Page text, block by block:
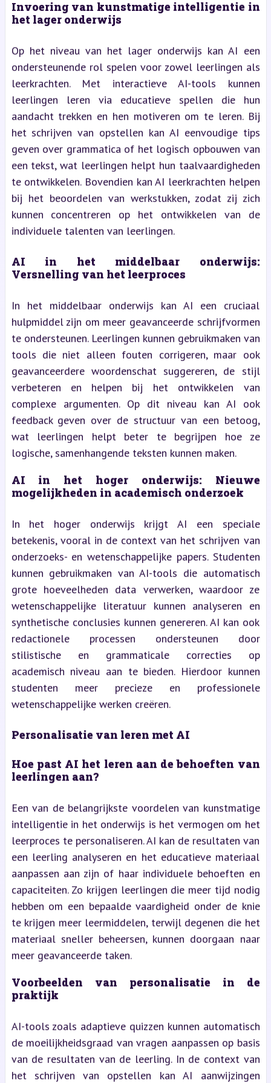
Invoering van kunstmatige intelligentie in
het lager onderwijs
Op het niveau van het lager onderwijs kan AI een
ondersteunende rol spelen voor zowel leerlingen als
leerkrachten. Met interactieve AI-tools kunnen
leerlingen leren via educatieve spellen die hun
aandacht trekken en hen motiveren om te leren. Bij
het schrijven van opstellen kan AI eenvoudige tips
geven over grammatica of het logisch opbouwen van
een tekst, wat leerlingen helpt hun taalvaardigheden
te ontwikkelen. Bovendien kan AI leerkrachten helpen
bij het beoordelen van werkstukken, zodat zij zich
kunnen concentreren op het ontwikkelen van de
individuele talenten van leerlingen.
AI in het middelbaar onderwijs:
Versnelling van het leerproces
In het middelbaar onderwijs kan AI een cruciaal
hulpmiddel zijn om meer geavanceerde schrijfvormen
te ondersteunen. Leerlingen kunnen gebruikmaken van
tools die niet alleen fouten corrigeren, maar ook
geavanceerdere woordenschat suggereren, de stijl
verbeteren en helpen bij het ontwikkelen van
complexe argumenten. Op dit niveau kan AI ook
feedback geven over de structuur van een betoog,
wat leerlingen helpt beter te begrijpen hoe ze
logische, samenhangende teksten kunnen maken.
AI in het hoger onderwijs: Nieuwe
mogelijkheden in academisch onderzoek
In het hoger onderwijs krijgt AI een speciale
betekenis, vooral in de context van het schrijven van
onderzoeks- en wetenschappelijke papers. Studenten
kunnen gebruikmaken van AI-tools die automatisch
grote hoeveelheden data verwerken, waardoor ze
wetenschappelijke literatuur kunnen analyseren en
synthetische conclusies kunnen genereren. AI kan ook
redactionele processen ondersteunen door
stilistische en grammaticale correcties op
academisch niveau aan te bieden. Hierdoor kunnen
studenten meer precieze en professionele
wetenschappelijke werken creëren.
Personalisatie van leren met AI
Hoe past AI het leren aan de behoeften van
leerlingen aan?
Een van de belangrijkste voordelen van kunstmatige
intelligentie in het onderwijs is het vermogen om het
leerproces te personaliseren. AI kan de resultaten van
een leerling analyseren en het educatieve materiaal
aanpassen aan zijn of haar individuele behoeften en
capaciteiten. Zo krijgen leerlingen die meer tijd nodig
hebben om een bepaalde vaardigheid onder de knie
te krijgen meer leermiddelen, terwijl degenen die het
materiaal sneller beheersen, kunnen doorgaan naar
meer geavanceerde taken.
Voorbeelden van personalisatie in de
praktijk
AI-tools zoals adaptieve quizzen kunnen automatisch
de moeilijkheidsgraad van vragen aanpassen op basis
van de resultaten van de leerling. In de context van
het schrijven van opstellen kan AI aanwijzingen